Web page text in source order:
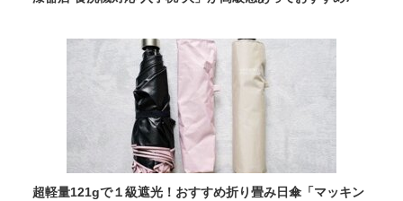
超軽量121gで１級遮光！おすすめ折り畳み日傘「マッキン